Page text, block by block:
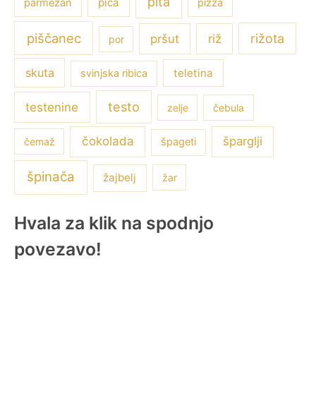
parmezan pizza
piščanec por pršut riž rižota
skuta svinjska ribica teletina
testenine testo zelje čebula
čemaž čokolada špageti šparglji
špinača žajbelj žar
Hvala za klik na spodnjo
povezavo!